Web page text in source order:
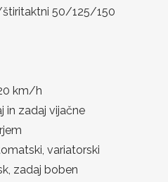
štiritaktni 50/125/150
km/h
in zadaj vijačne
variatorski
zadaj boben